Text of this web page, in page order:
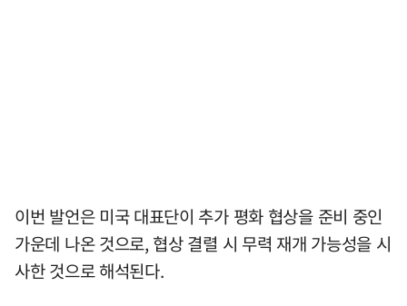
이번 발언은 미국 대표단이 추가 평화 협상을 준비 중인
가운데 나온 것으로, 협상 결렬 시 무력 재개 가능성을 시
사한 것으로 해석된다.